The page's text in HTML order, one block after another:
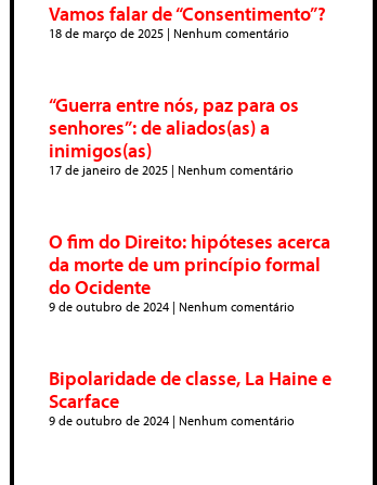
Vamos falar de “Consentimento”?
18 de março de 2025 Nenhum comentário
“Guerra entre nós, paz para os
senhores”: de aliados(as) a
inimigos(as)
17 de janeiro de 2025 Nenhum comentário
O fim do Direito: hipóteses acerca
da morte de um princípio formal
do Ocidente
9 de outubro de 2024 Nenhum comentário
Bipolaridade de classe, La Haine e
Scarface
9 de outubro de 2024 Nenhum comentário